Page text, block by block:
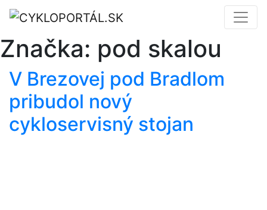
Značka: pod skalou
V Brezovej pod Bradlom
pribudol nový
cykloservisný stojan